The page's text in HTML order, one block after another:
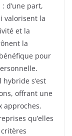
d’une part,
valorisent la
et la
la
pour
s’est
offrant une
approches.
qu’elles